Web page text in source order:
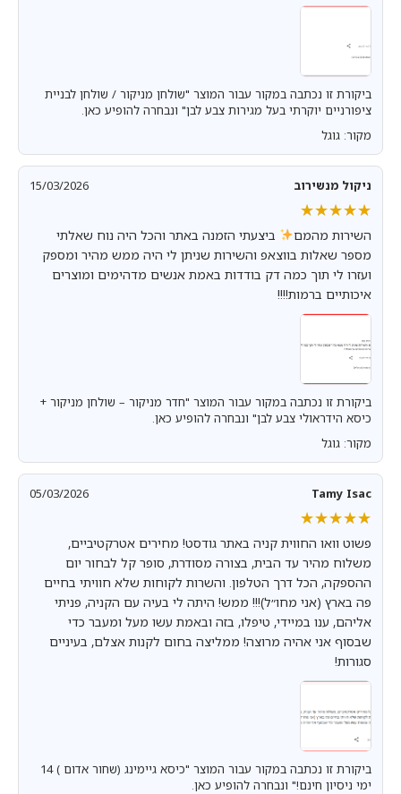
ביקורת זו נכתבה במקור עבור המוצר "שולחן מניקור / שולחן לבניית
ציפורניים יוקרתי בעל מגירות צבע לבן" ונבחרה להופיע כאן.
מקור: גוגל
ניקול מנשירוב 15/03/2026
★★★★★
★★★★★
השירות מהמם
ביצעתי הזמנה באתר והכל היה נוח שאלתי
מספר שאלות בווצאפ והשירות שניתן לי היה ממש מהיר ומספק
ועזרו לי תוך כמה דק בודדות באמת אנשים מדהימים ומוצרים
איכותיים ברמות!!!!
ביקורת זו נכתבה במקור עבור המוצר "חדר מניקור – שולחן מניקור +
כיסא הידראולי צבע לבן" ונבחרה להופיע כאן.
מקור: גוגל
Tamy Isac
05/03/2026
★★★★★
★★★★★
פשוט וואו החווית קניה באתר גודסט! מחירים אטרקטיביים,
משלוח מהיר עד הבית, בצורה מסודרת, סופר קל לבחור יום
ההספקה, הכל דרך הטלפון. והשרות לקוחות שלא חוויתי בחיים
פה בארץ (אני מחו״ל)!!! ממש! היתה לי בעיה עם הקניה, פניתי
אליהם, ענו במיידי, טיפלו, בזה ובאמת עשו מעל ומעבר כדי
שבסוף אני אהיה מרוצה! ממליצה בחום לקנות אצלם, בעיניים
סגורות!
ביקורת זו נכתבה במקור עבור המוצר "כיסא גיימינג (שחור אדום ) 14
ימי ניסיון חינם!" ונבחרה להופיע כאן.